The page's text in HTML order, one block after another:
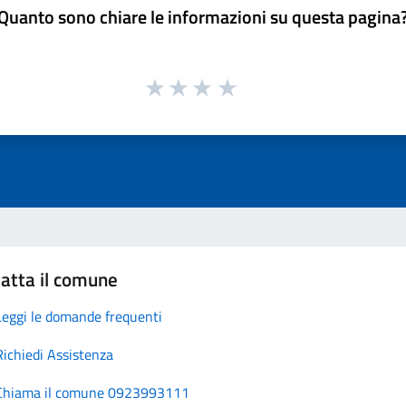
sono chiare le informazioni su questa
il comune
le domande frequenti
Assistenza
il comune 0923993111